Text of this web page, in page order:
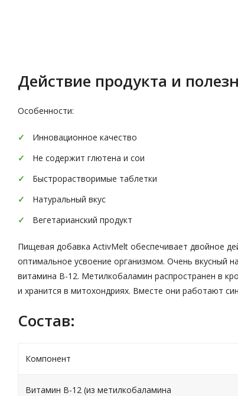
Действие продукта и
Особенности:
Инновационное качество
Не содержит глютена и сои
Быстрорастворимые таблетки
Натуральный вкус
Вегетарианский продукт
Пищевая добавка ActivMelt обеспечивает двойное
оптимальное усвоение организмом. Очень вкусный
витамина В-12. Метилкобаламин распространен в
и хранится в митохондриях. Вместе они работают
Состав:
Компонент
Витамин В-12 (из метилкобаламина